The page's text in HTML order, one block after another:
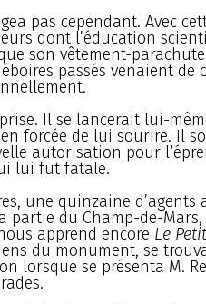
pas cependant. Avec
dont l’éducation
son vêtement-
passés venaient de
Il se lancerait lui-
forcée de lui sourire. Il
autorisation pour
lui fut fatale.
une quinzaine d’agents
partie du Champ-de-
apprend encore Le
du monument, se
lorsque se présenta M.